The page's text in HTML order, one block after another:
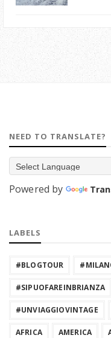
NEED TO TRANSLATE?
Powered by
LABELS
#BLOGTOUR
#SIPUOFAREINBRIANZA
#UNVIAGGIOVINTAGE
AFRICA AMERICA